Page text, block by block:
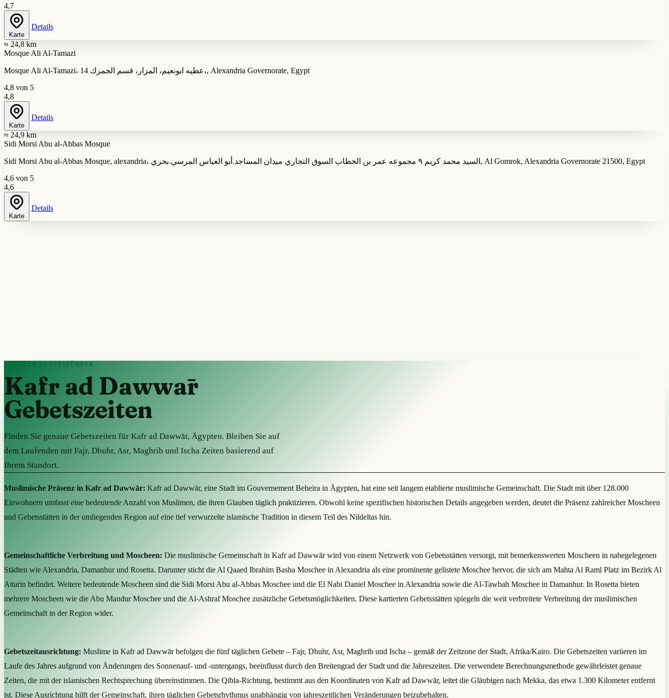
4,7
Karte
Details
≈ 24,8 km
Mosque Ali Al-Tamazi
Mosque Ali Al-Tamazi، 14 عطيه ابونعيم، المزار، قسم الجمرك،, Alexandria Governorate, Egypt
4,8 von 5
4,8
Karte
Details
≈ 24,9 km
Sidi Morsi Abu al-Abbas Mosque
Sidi Morsi Abu al-Abbas Mosque, alexandria، السيد محمد كريم ٩ مجموعه عمر بن الخطاب السوق التجاري ميدان المساجد.أبو العباس المرسي.بحري, Al Gomrok, Alexandria Governorate 21500, Egypt
4,6 von 5
4,6
Karte
Details
LOKALER GEBETSFÜHRER
Kafr ad Dawwār
Gebetszeiten
Finden Sie genaue Gebetszeiten für Kafr ad Dawwār, Ägypten. Bleiben Sie auf
dem Laufenden mit Fajr, Dhuhr, Asr, Maghrib und Ischa Zeiten basierend auf
Ihrem Standort.
Muslimische Präsenz in Kafr ad Dawwār: Kafr ad Dawwār, eine Stadt im Gouvernement Beheira in Ägypten, hat eine seit langem etablierte muslimische Gemeinschaft. Die Stadt mit über 128.000
Einwohnern umfasst eine bedeutende Anzahl von Muslimen, die ihren Glauben täglich praktizieren. Obwohl keine spezifischen historischen Details angegeben werden, deutet die Präsenz zahlreicher Moscheen
und Gebetsstätten in der umliegenden Region auf eine tief verwurzelte islamische Tradition in diesem Teil des Nildeltas hin.
Gemeinschaftliche Verbreitung und Moscheen: Die muslimische Gemeinschaft in Kafr ad Dawwār wird von einem Netzwerk von Gebetsstätten versorgt, mit bemerkenswerten Moscheen in nahegelegenen
Städten wie Alexandria, Damanhur und Rosetta. Darunter sticht die Al Qaaed Ibrahim Basha Moschee in Alexandria als eine prominente gelistete Moschee hervor, die sich am Mahta Al Raml Platz im Bezirk Al
Attarin befindet. Weitere bedeutende Moscheen sind die Sidi Morsi Abu al-Abbas Moschee und die El Nabi Daniel Moschee in Alexandria sowie die Al-Tawbah Moschee in Damanhur. In Rosetta bieten
mehrere Moscheen wie die Abu Mandur Moschee und die Al-Ashraf Moschee zusätzliche Gebetsmöglichkeiten. Diese kartierten Gebetsstätten spiegeln die weit verbreitete Verbreitung der muslimischen
Gemeinschaft in der Region wider.
Gebetszeitausrichtung: Muslime in Kafr ad Dawwār befolgen die fünf täglichen Gebete – Fajr, Dhuhr, Asr, Maghrib und Ischa – gemäß der Zeitzone der Stadt, Afrika/Kairo. Die Gebetszeiten variieren im
Laufe des Jahres aufgrund von Änderungen des Sonnenauf- und -untergangs, beeinflusst durch den Breitengrad der Stadt und die Jahreszeiten. Die verwendete Berechnungsmethode gewährleistet genaue
Zeiten, die mit der islamischen Rechtsprechung übereinstimmen. Die Qibla-Richtung, bestimmt aus den Koordinaten von Kafr ad Dawwār, leitet die Gläubigen nach Mekka, das etwa 1.300 Kilometer entfernt
ist. Diese Ausrichtung hilft der Gemeinschaft, ihren täglichen Gebetsrhythmus unabhängig von jahreszeitlichen Veränderungen beizubehalten.